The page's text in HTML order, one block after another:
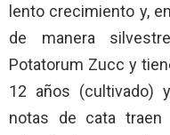
lento crecimiento y,
de manera
Potatorum Zucc y
12 años (cultivado)
notas de cata traen